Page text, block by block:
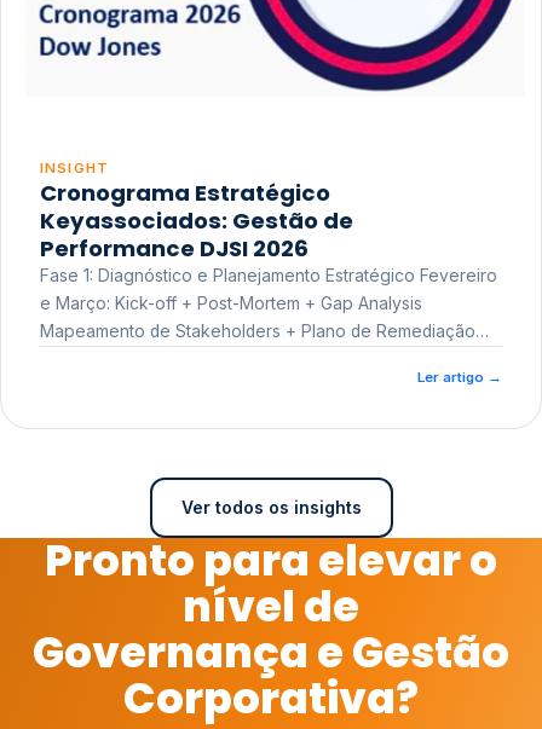
INSIGHT
Cronograma Estratégico
Keyassociados: Gestão de
Performance DJSI 2026
Fase 1: Diagnóstico e Planejamento Estratégico Fevereiro
e Março: Kick-off + Post-Mortem + Gap Analysis
Mapeamento de Stakeholders + Plano de Remediação
Ler artigo →
Ver todos os insights
Pronto para elevar o
nível de
Governança e Gestão
Corporativa?